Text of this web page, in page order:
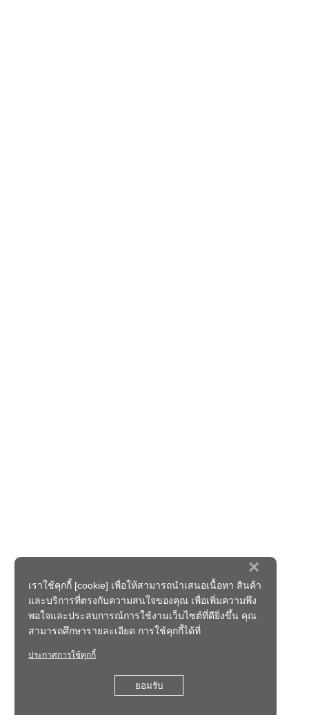
×
เราใช้คุกกี้ [cookie] เพื่อให้สามารถนำเสนอเนื้อหา สินค้า
และบริการที่ตรงกับความสนใจของคุณ เพื่อเพิ่มความพึง
พอใจและประสบการณ์การใช้งานเว็บไซต์ที่ดียิ่งขึ้น คุณ
สามารถศึกษารายละเอียด การใช้คุกกี้ได้ที่
ประกาศการใช้คุกกี้
ยอมรับ